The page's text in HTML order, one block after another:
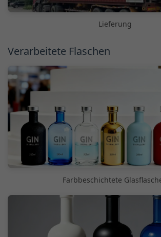
Lieferung
Verarbeitete Flaschen
Farbbeschichtete